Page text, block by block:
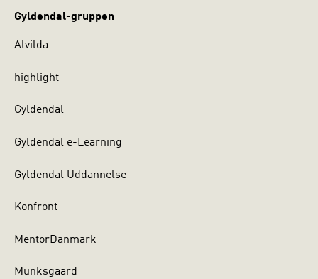
Gyldendal-gruppen
Alvilda
highlight
Gyldendal
Gyldendal e-Learning
Gyldendal Uddannelse
Konfront
MentorDanmark
Munksgaard